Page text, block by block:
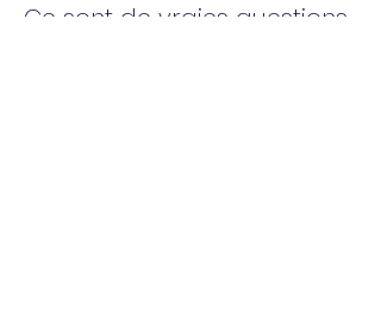
Ce sont de vraies questions